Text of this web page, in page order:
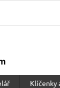
Klíčenky